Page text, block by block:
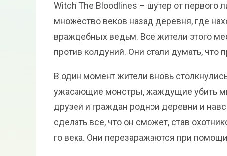
Witch The Bloodlines – шутер от первого
множество веков назад деревня, где
враждебных ведьм. Все жители этого
против колдуний. Они стали думать, что
В один момент жители вновь
ужасающие монстры, жаждущие убить
друзей и граждан родной деревни и
сделать все, что он сможет, став
го века. Они перезаражаются при